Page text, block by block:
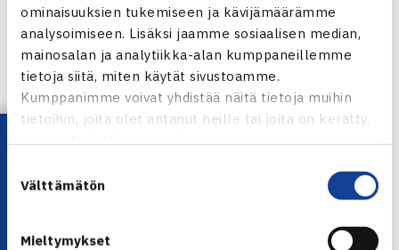
ominaisuuksien tukemiseen ja kävijämäärämme
analysoimiseen. Lisäksi jaamme sosiaalisen median,
mainosalan ja analytiikka-alan kumppaneillemme
tietoja siitä, miten käytät sivustoamme.
Kumppanimme voivat yhdistää näitä tietoja muihin
tietoihin, joita olet antanut heille tai joita on kerätty,
valinta
Välttämätön
Mieltymykset
Rooman ATP Masters 1000- turnaus verkossa
Jarkko Niemisen kotisivut
Jaa:
← Edellinen
turnausvoittoon… →
Lataa OmaTennis!